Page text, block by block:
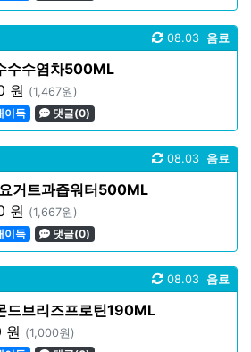
음료
08.03
수수염차500ML
원 (1,467원)
이득 댓글(0)
음료
08.03
거트과즙워터500ML
원 (1,667원)
이득 댓글(0)
음료
08.03
드브리즈프로틴190ML
원 (1,000원)